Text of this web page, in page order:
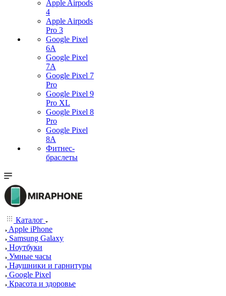
Apple Airpods
4
Apple Airpods
Pro 3
Google Pixel
6A
Google Pixel
7А
Google Pixel 7
Pro
Google Pixel 9
Pro XL
Google Pixel 8
Pro
Google Pixel
8A
Фитнес-
браслеты
Каталог
Apple iPhone
Samsung Galaxy
Ноутбуки
Умные часы
Наушники и гарнитуры
Google Pixel
Красота и здоровье